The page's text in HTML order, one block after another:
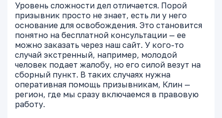
Уровень сложности дел отличается. Порой
призывник просто не знает, есть ли у него
основание для освобождения. Это становится
понятно на бесплатной консультации — ее
можно заказать через наш сайт. У кого-то
случай экстренный, например, молодой
человек подает жалобу, но его силой везут на
сборный пункт. В таких случаях нужна
оперативная помощь призывникам, Клин —
регион, где мы сразу включаемся в правовую
работу.